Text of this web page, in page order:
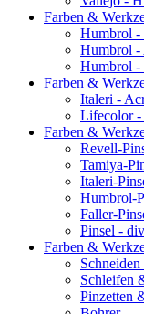
Farben &
Humbrol -
Humbrol -
Humbrol -
Farben &
Italeri -
Lifecolor -
Farben &
Revell-
Tamiya-
Italeri-
Humbrol-
Faller-
Pinsel -
Farben &
Schleifen
Pinzetten